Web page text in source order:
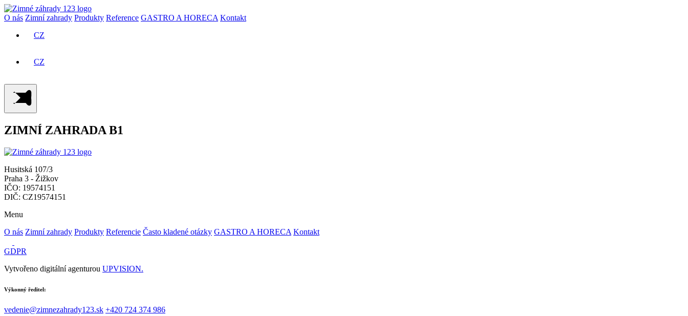
O nás Zimní zahrady Produkty Reference GASTRO A HORECA Kontakt
CZ
CZ
ZIMNÍ ZAHRADA B1
Husitská 107/3
Praha 3 - Žižkov
IČO: 19574151
DIČ: CZ19574151
Menu
O nás Zimní zahrady Produkty Referencie Často kladené otázky GASTRO A HORECA Kontakt
GDPR
Vytvořeno digitální agenturou UPVISION.
Výkonný ředitel:
vedenie@zimnezahrady123.sk +420 724 374 986